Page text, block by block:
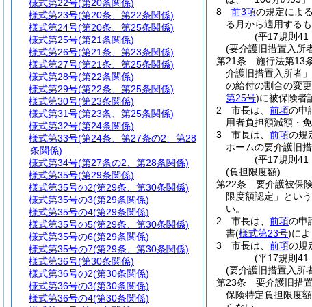
8
前3項の規定によ
る月から適用するも
(平17規則41
(要介護旧措置入所
第21条
施行法第13
介護旧措置入所者
の給付の割合の変
第25号)に被保険者
2
市長は、 前項の申
用者負担額減額・
3
市長は、 前項の規
ホームの要介護旧
(平17規則41
(負担限度額)
第22条
要介護被保
限度額認定」とい
い。
2
市長は、 前項の申
書(様式第23号)に
3
市長は、 前項の規
(平17規則41
(要介護旧措置入所
第23条
要介護旧措
保険特定負担限度
様式第22号(第20条関係)
様式第23号(第20条、第22条関係)
様式第24号(第20条、第25条関係)
様式第25号(第21条関係)
様式第26号(第21条、第23条関係)
様式第27号(第21条、第25条関係)
様式第28号(第22条関係)
様式第29号(第22条、第25条関係)
様式第30号(第23条関係)
様式第31号(第23条、第25条関係)
様式第32号(第24条関係)
様式第33号(第24条、第27条の2、第28
条関係)
様式第34号(第27条の2、第28条関係)
様式第35号(第29条関係)
様式第35号の2(第29条、第30条関係)
様式第35号の3(第29条関係)
様式第35号の4(第29条関係)
様式第35号の5(第29条、第30条関係)
様式第35号の6(第29条関係)
様式第35号の7(第29条、第30条関係)
様式第36号(第30条関係)
様式第36号の2(第30条関係)
様式第36号の3(第30条関係)
様式第36号の4(第30条関係)